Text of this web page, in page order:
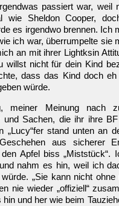
passiert war, weil
wie Sheldon Cooper,
es irgendwo brennen. Ich
ich war, überrumpelte sie
an mit ihrer Lightksin
willst nicht für dein Kind
dass das Kind doch
würde.
meiner Meinung nach
und Sachen, die ihr ihre
„Lucy“fer stand unten an
aus sicherer
Apfel biss „Miststück“.
nahm es hin, weil ich
„Sie kann nicht ohne
nie wieder „offiziell“
und her wie beim